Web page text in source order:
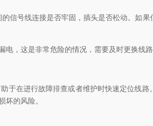
信号线连接是否牢固，插头是否松动。如
，这是非常危险的情况，需要及时更换线路
在进行故障排查或者维护时快速定位线路
坏的风险。